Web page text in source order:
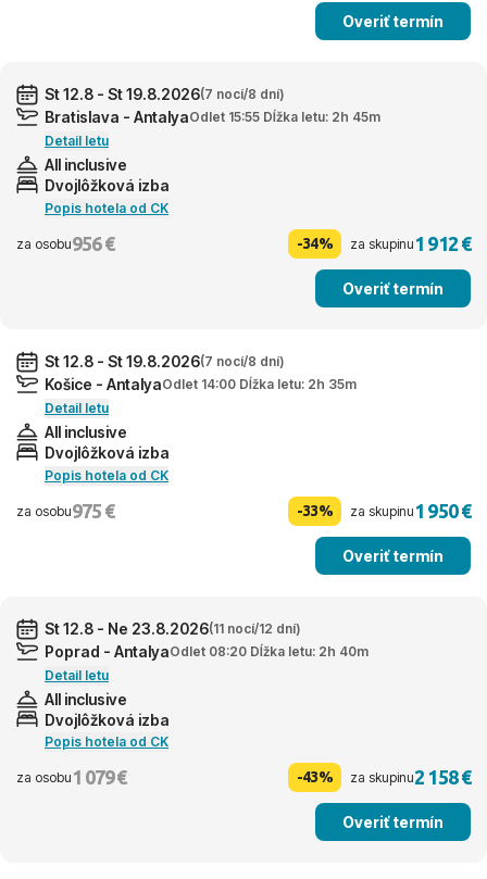
Overiť termín
St 12.8 - St 19.8.2026(7 nocí/8 dní)
Bratislava - AntalyaOdlet 15:55 Dĺžka letu: 2h 45m
Detail letu
All inclusive
Dvojlôžková izba
Popis hotela od CK
za osobu956 € -34% za skupinu1 912 €
Overiť termín
St 12.8 - St 19.8.2026(7 nocí/8 dní)
Košice - AntalyaOdlet 14:00 Dĺžka letu: 2h 35m
Detail letu
All inclusive
Dvojlôžková izba
Popis hotela od CK
za osobu975 € -33% za skupinu1 950 €
Overiť termín
St 12.8 - Ne 23.8.2026(11 nocí/12 dní)
Poprad - AntalyaOdlet 08:20 Dĺžka letu: 2h 40m
Detail letu
All inclusive
Dvojlôžková izba
Popis hotela od CK
za osobu 1 079 € -43% za skupinu2 158 €
Overiť termín